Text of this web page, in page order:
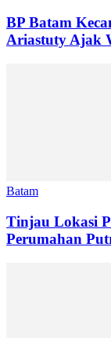
BP Batam
Ariastuty Ajak
Batam
Tinjau Lokasi
Perumahan